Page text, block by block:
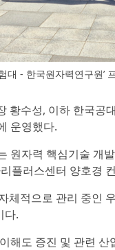
대 - 한국원자력연구원
황수성, 이하 한국공
운영했다.
원자력 핵심기술 개
플러스센터 양호경
체적으로 관리 중
다.
해도 증진 및 관련